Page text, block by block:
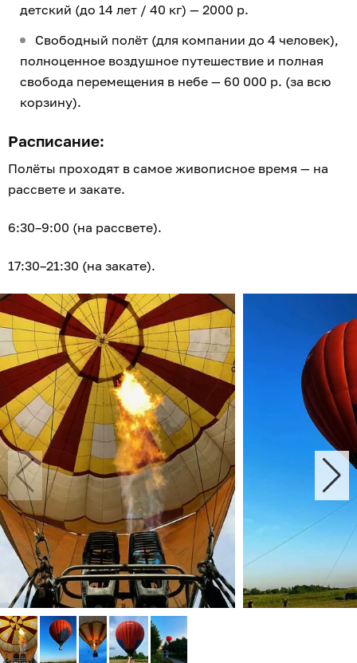
детский (до 14 лет / 40 кг) — 2000 р.
Свободный полёт (для компании до 4 человек),
полноценное воздушное путешествие и полная
свобода перемещения в небе — 60 000 р. (за всю
корзину).
Расписание:
Полёты проходят в самое живописное время — на
рассвете и закате.
6:30–9:00 (на рассвете).
17:30–21:30 (на закате).